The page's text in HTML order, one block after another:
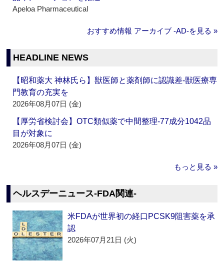
Apeloa Pharmaceutical
おすすめ情報 アーカイブ ‐AD‐を見る »
HEADLINE NEWS
【昭和薬大 神林氏ら】獣医師と薬剤師に認識差‐獣医療専
門教育の充実を
2026年08月07日 (金)
【厚労省検討会】OTC類似薬で中間整理‐77成分1042品
目が対象に
2026年08月07日 (金)
もっと見る »
ヘルスデーニュース‐FDA関連‐
米FDAが世界初の経口PCSK9阻害薬を承
認
2026年07月21日 (火)